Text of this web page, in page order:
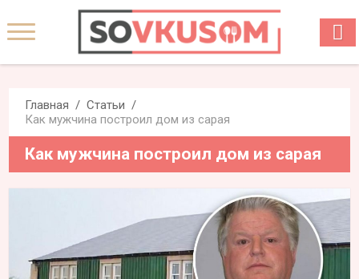
Главная
Статьи
Как мужчина построил дом из сарая
Как мужчина построил дом из сарая